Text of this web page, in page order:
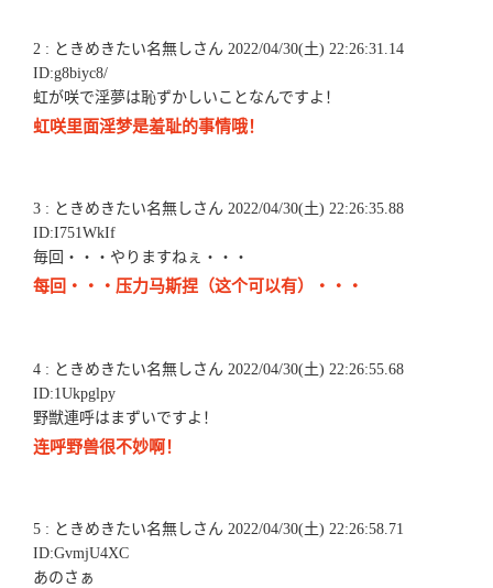
2 : ときめきたい名無しさん 2022/04/30(土) 22:26:31.14
ID:g8biyc8/
虹が咲で淫夢は恥ずかしいことなんですよ！
虹咲里面淫梦是羞耻的事情哦！
3 : ときめきたい名無しさん 2022/04/30(土) 22:26:35.88
ID:I751WkIf
毎回・・・やりますねぇ・・・
每回・・・压力马斯捏（这个可以有）・・・
4 : ときめきたい名無しさん 2022/04/30(土) 22:26:55.68
ID:1Ukpglpy
野獣連呼はまずいですよ！
连呼野兽很不妙啊！
5 : ときめきたい名無しさん 2022/04/30(土) 22:26:58.71
ID:GvmjU4XC
あのさぁ